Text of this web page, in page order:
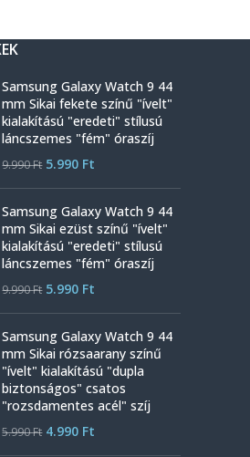
Samsung Galaxy Watch 9 44
mm Sikai fekete színű "ívelt"
kialakítású "eredeti" stílusú
láncszemes "fém" óraszíj
9.990Ft 5.990 Ft
Samsung Galaxy Watch 9 44
mm Sikai ezüst színű "ívelt"
kialakítású "eredeti" stílusú
láncszemes "fém" óraszíj
9.990Ft 5.990 Ft
Samsung Galaxy Watch 9 44
mm Sikai rózsaarany színű
"ívelt" kialakítású "dupla
biztonságos" csatos
"rozsdamentes acél" szíj
5.990Ft 4.990 Ft